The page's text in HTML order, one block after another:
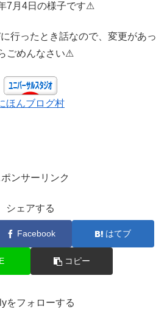
7月4日の様子です⚠
行ったとき話なので、変更があっ
ごめんなさい⚠
ほんブログ村
ポンサーリンク
シェアする
Facebook はてブ
コピー
をフォローする